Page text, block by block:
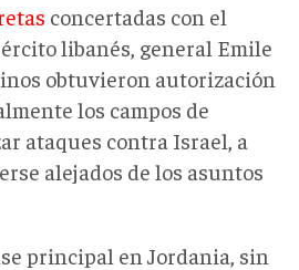
concertadas con el
libanés, general Emile
obtuvieron autorización
los campos de
ataques contra Israel, a
alejados de los asuntos
principal en Jordania, sin